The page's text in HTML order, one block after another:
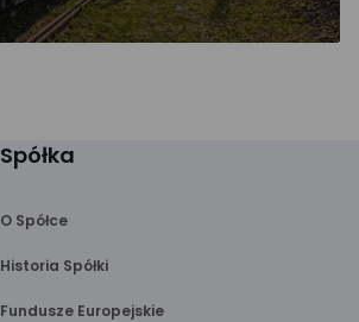
Spółka
O Spółce
Historia Spółki
Fundusze Europejskie